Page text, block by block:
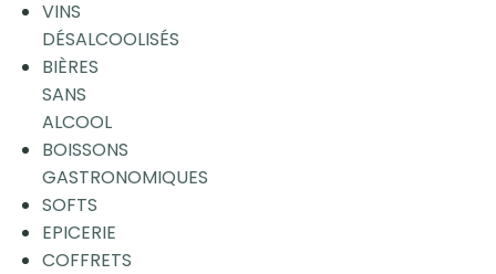
VINS
DÉSALCOOLISÉS
BIÈRES
SANS
ALCOOL
BOISSONS
GASTRONOMIQUES
SOFTS
EPICERIE
COFFRETS